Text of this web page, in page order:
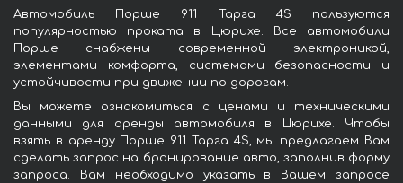
Автомобиль Порше 911 Тарга 4S пользуются
популярностью проката в Цюрихе. Все автомобили
Порше снабжены современной электроникой,
элементами комфорта, системами безопасности и
устойчивости при движении по дорогам.
Вы можете ознакомиться с ценами и техническими
данными для аренды автомобиля в Цюрихе. Чтобы
взять в аренду Порше 911 Тарга 4S, мы предлагаем Вам
сделать запрос на бронирование авто, заполнив форму
запроса. Вам необходимо указать в Вашем запросе